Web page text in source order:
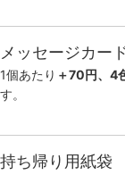
メッセージカー
1個あたり ＋70円、4
す。
持ち帰り用紙袋